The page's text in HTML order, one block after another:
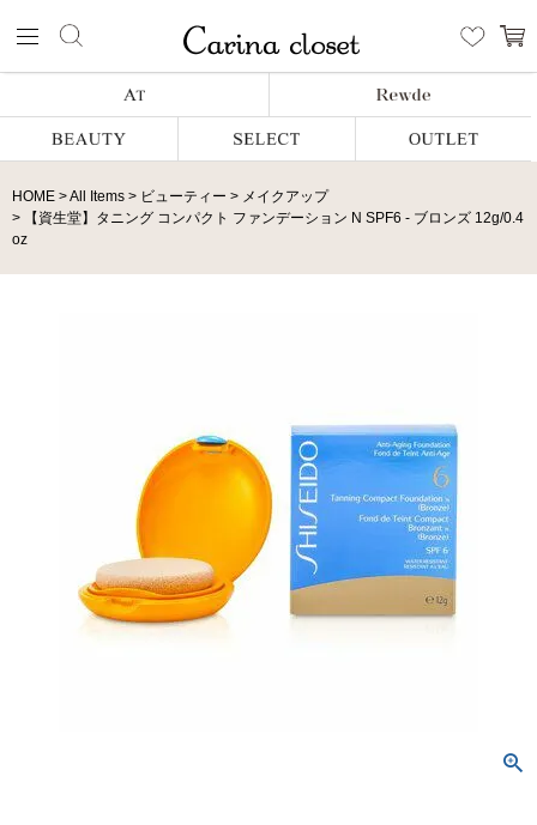
HOME All Items ビューティー
メイクアップ
【資生堂】タニング コンパクト ファンデーション N SPF6 - ブロンズ 12g/0.4
oz